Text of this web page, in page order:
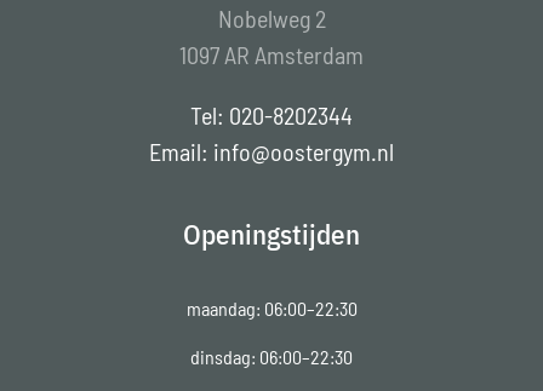
Nobelweg 2
1097 AR Amsterdam
Tel: 020-8202344
Email: info@oostergym.nl
Openingstijden
maandag: 06:00–22:30
dinsdag: 06:00–22:30